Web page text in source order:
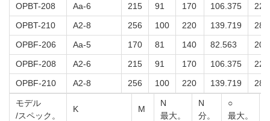
OPBT-208
Aa-6 215 91 170 106.375
22
OPBT-210
A2-8 256 100 220 139.719
28
OPBF-206
Aa-5 170 81 140 82.563
20
OPBF-208
A2-6 215 91 170 106.375
22
OPBF-210
A2-8 256 100 220 139.719 28
モデル
/スペック。
K M
N
最大。
N
分。
○
最大。